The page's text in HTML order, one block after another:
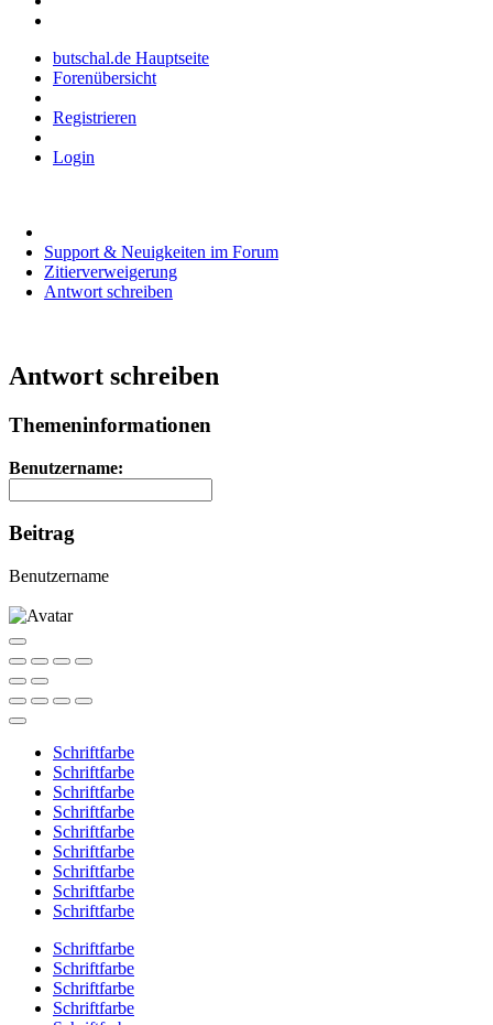
butschal.de Hauptseite
Forenübersicht
Registrieren
Login
Support & Neuigkeiten im Forum
Zitierverweigerung
Antwort schreiben
Antwort schreiben
Themeninformationen
Benutzername:
Beitrag
Benutzername
Schriftfarbe
Schriftfarbe
Schriftfarbe
Schriftfarbe
Schriftfarbe
Schriftfarbe
Schriftfarbe
Schriftfarbe
Schriftfarbe
Schriftfarbe
Schriftfarbe
Schriftfarbe
Schriftfarbe